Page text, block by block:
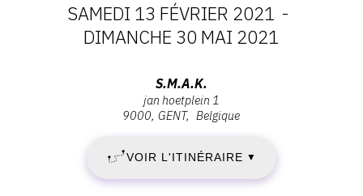
TWITTER
DATES
:
SAMEDI
13
FÉVRIER
SAMEDI 13 FÉVRIER 2021 -
DIMANCHE 30 MAI 2021
S.M.A.K.
jan hoetplein 1
9000 GENT Belgique
VOIR L'ITINÉRAIRE ▼